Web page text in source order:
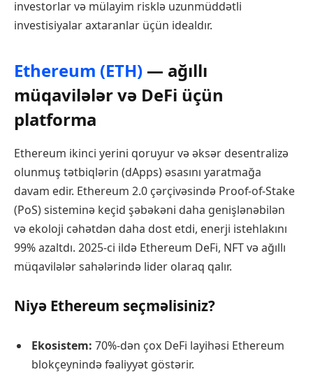
investorlar və mülayim risklə uzunmüddətli
investisiyalar axtaranlar üçün idealdır.
Ethereum (ETH) — ağıllı
müqavilələr və DeFi üçün
platforma
Ethereum ikinci yerini qoruyur və əksər desentralizə
olunmuş tətbiqlərin (dApps) əsasını yaratmağa
davam edir. Ethereum 2.0 çərçivəsində Proof-of-Stake
(PoS) sisteminə keçid şəbəkəni daha genişlənəbilən
və ekoloji cəhətdən daha dost etdi, enerji istehlakını
99% azaltdı. 2025-ci ildə Ethereum DeFi, NFT və ağıllı
müqavilələr sahələrində lider olaraq qalır.
Niyə Ethereum seçməlisiniz?
Ekosistem: 70%-dən çox DeFi layihəsi Ethereum
blokçeynində fəaliyyət göstərir.